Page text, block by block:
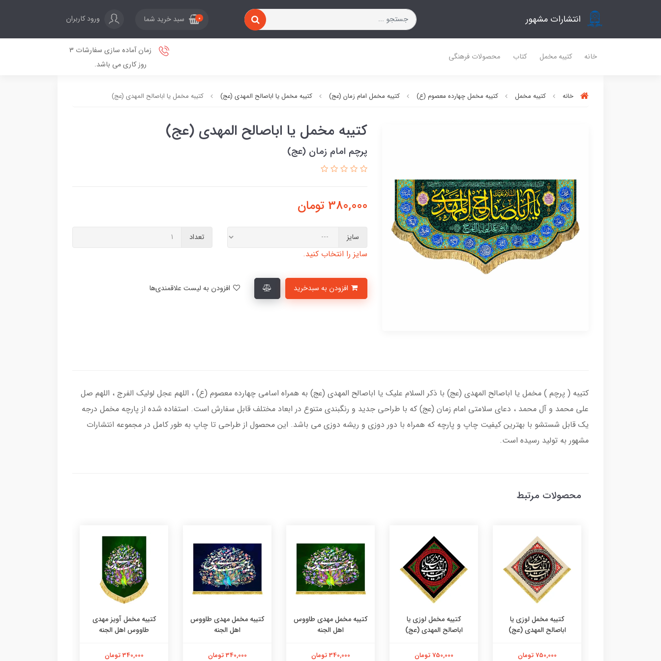
انتشارات مشهور 0 سبد خرید شما ورود کاربران
خانه کتیبه مخمل کتاب محصولات فرهنگی
زمان آماده سازی سفارشات 3
روز کاری می باشد.
خانه کتیبه مخمل کتیبه مخمل چهارده معصوم (ع) کتیبه مخمل امام زمان (عج) کتیبه مخمل یا اباصالح المهدی (عج) کتیبه مخمل یا اباصالح المهدی (عج)
کتیبه مخمل یا اباصالح المهدی (عج)
پرچم امام زمان (عج)
380,000 تومان
سایز
سایز را انتخاب کنید.
تعداد
کتیبه ( پرچم ) مخمل یا اباصالح المهدی (عج) با ذکر السلام علیک یا اباصالح المهدی (عج) به همراه اسامی چهارده معصوم (ع) ، اللهم عجل لولیک الفرج ، اللهم صل
علی محمد و آل محمد ، دعای سلامتی امام زمان (عج) که با طراحی جدید و رنگبندی متنوع در ابعاد مختلف قابل سفارش است. استفاده شده از پارچه مخمل درجه
یک قابل شستشو با بهترین کیفیت چاپ و پارچه که همراه با دور دوزی و ریشه دوزی می باشد. این محصول از طراحی تا چاپ به طور کامل در مجموعه انتشارات
مشهور به تولید رسیده است.
محصولات مرتبط
کتیبه مخمل لوزی یا
اباصالح المهدی (عج)
750,000 تومان
کتیبه مخمل لوزی یا
اباصالح المهدی (عج)
750,000 تومان
کتیبه مخمل مهدی طاووس
اهل الجنه
340,000 تومان
کتیبه مخمل مهدی طاووس
اهل الجنه
340,000 تومان
کتیبه مخمل آویز مهدی
طاووس اهل الجنه
340,000 تومان